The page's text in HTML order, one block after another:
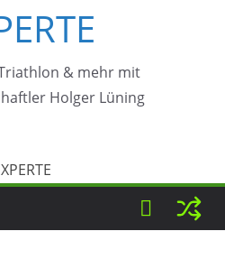
& mehr mit
Holger Lüning